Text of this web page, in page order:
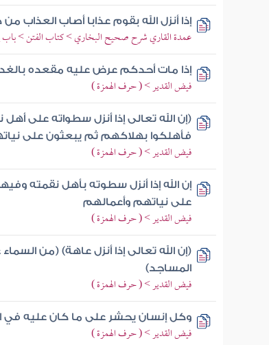
إذا أنزل الله بقوم عذابا أصاب العذاب
عمدة القاري شرح صحيح البخاري > كتاب الفتن > باب
إذا مات أحدكم عرض عليه مقعده
فيض القدير > ( حرف الهمزة )
(إن الله تعالى إذا أنزل سطواته على
فأهلكوا بهلاكهم ثم يبعثون على
فيض القدير > ( حرف الهمزة )
إن الله إذا أنزل سطوته بأهل نقمته
على نياتهم وأعمالهم
فيض القدير > ( حرف الهمزة )
(إن الله تعالى إذا أنزل عاهة) (من
المساجد)
فيض القدير > ( حرف الهمزة )
وكل إنسان يحشر على ما كان عليه في
فيض القدير > ( حرف الهمزة )